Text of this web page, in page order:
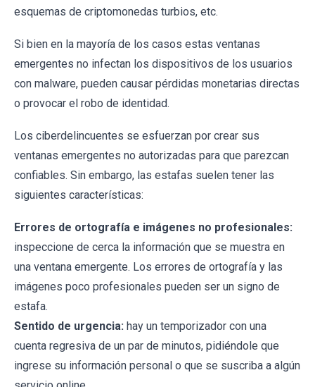
esquemas de criptomonedas turbios, etc.
Si bien en la mayoría de los casos estas ventanas
emergentes no infectan los dispositivos de los usuarios
con malware, pueden causar pérdidas monetarias directas
o provocar el robo de identidad.
Los ciberdelincuentes se esfuerzan por crear sus
ventanas emergentes no autorizadas para que parezcan
confiables. Sin embargo, las estafas suelen tener las
siguientes características:
Errores de ortografía e imágenes no profesionales:
inspeccione de cerca la información que se muestra en
una ventana emergente. Los errores de ortografía y las
imágenes poco profesionales pueden ser un signo de
estafa.
Sentido de urgencia: hay un temporizador con una
cuenta regresiva de un par de minutos, pidiéndole que
ingrese su información personal o que se suscriba a algún